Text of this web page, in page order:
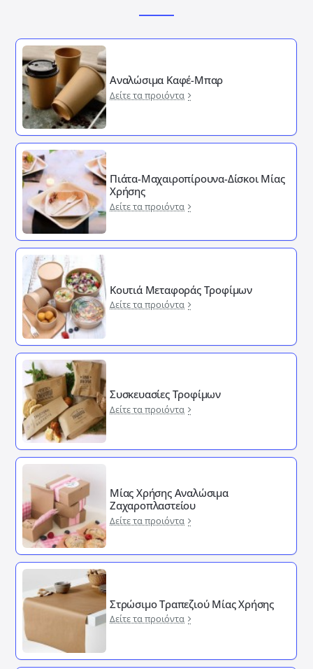
Αναλώσιμα Καφέ-Μπαρ
Δείτε τα προιόντα
Πιάτα-Μαχαιροπίρουνα-Δίσκοι Μίας
Χρήσης
Δείτε τα προιόντα
Κουτιά Μεταφοράς Τροφίμων
Δείτε τα προιόντα
Συσκευασίες Τροφίμων
Δείτε τα προιόντα
Μίας Χρήσης Αναλώσιμα
Ζαχαροπλαστείου
Δείτε τα προιόντα
Στρώσιμο Τραπεζιού Μίας Χρήσης
Δείτε τα προιόντα